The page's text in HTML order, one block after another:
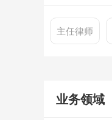
主任律师
业务领域